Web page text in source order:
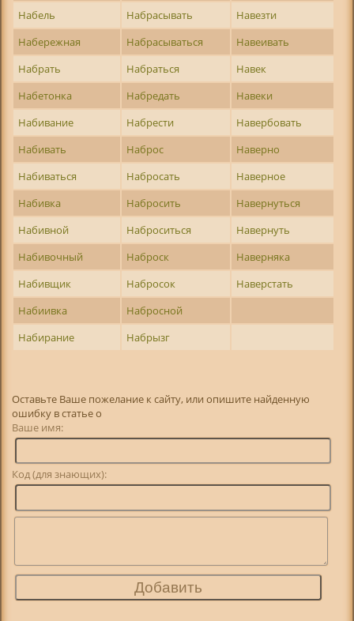
Набель
Набрасывать
Навезти
Набережная
Набрасываться
Навеивать
Набрать
Набраться
Навек
Набетонка
Набредать
Навеки
Набивание
Набрести
Навербовать
Набивать
Наброс
Наверно
Набиваться
Набросать
Наверное
Набивка
Набросить
Навернуться
Набивной
Наброситься
Навернуть
Набивочный
Наброск
Наверняка
Набивщик
Набросок
Наверстать
Набиивка
Набросной
Набирание
Набрызг
Оставьте Ваше пожелание к сайту, или опишите найденную
ошибку в статье о
Ваше имя:
Код (для знающих):